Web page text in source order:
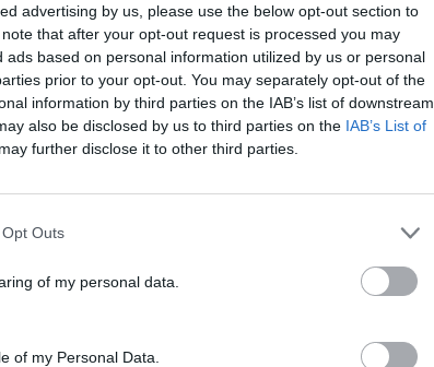
advertising by us, please use the below opt-out section to
that after your opt-out request is processed you may
based on personal information utilized by us or personal
prior to your opt-out. You may separately opt-out of the
information by third parties on the IAB’s list of downstream
also be disclosed by us to third parties on the IAB’s List of
further disclose it to other third parties.
Outs
of my personal data.
of my Personal Data.
tijelo iznutra i spolja, a posebno su
krastavci odlično rade ovaj zadatak. Kora
da je ne odsječete.
cimet pićima koja ste navikli da pijete –